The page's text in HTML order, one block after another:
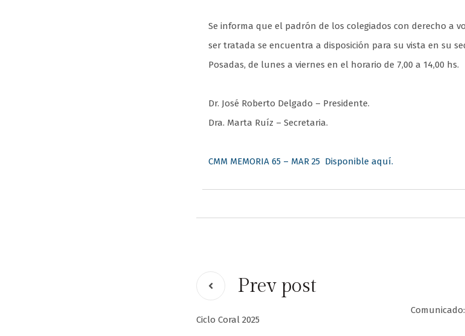
Se informa que el padrón de los colegiados con derecho a
ser tratada se encuentra a disposición para su vista en su
Posadas, de lunes a viernes en el horario de 7,00 a 14,00 hs.
Dr. José Roberto Delgado – Presidente.
Dra. Marta Ruíz – Secretaria.
CMM MEMORIA 65 – MAR 25 Disponible aquí.
Prev post
Ciclo Coral 2025